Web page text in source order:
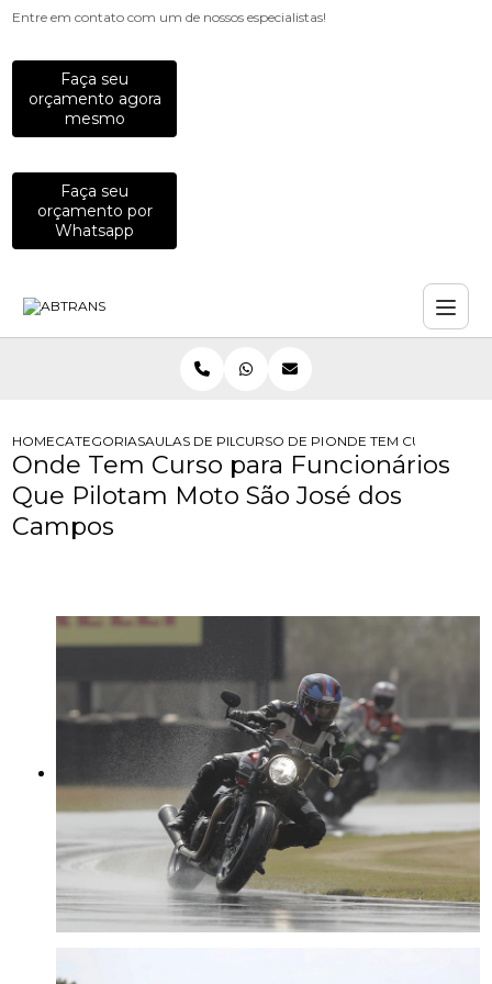
Entre em contato com um de nossos especialistas!
Faça seu
orçamento agora
mesmo
Faça seu
orçamento por
Whatsapp
HOMECATEGORIASAULAS DE PILOTAGEM PARA EMPRESAS
CURSO DE PILOTAGEM PARA
ONDE TEM CURSO
Onde Tem Curso para Funcionários
Que Pilotam Moto São José dos
Campos